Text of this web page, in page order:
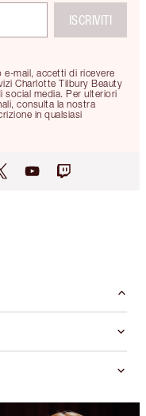
e-mail, accetti di ricevere
Charlotte Tilbury Beauty
social media. Per ulteriori
consulta la nostra
in qualsiasi
ISCRIVITI